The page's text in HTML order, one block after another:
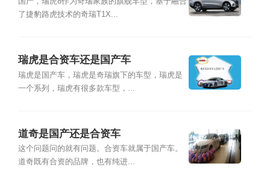
了捷豹路虎技术的奇瑞T1X...
瑞虎是合资车还是国产车
瑞虎是国产车，瑞虎是奇瑞旗下的车型，瑞虎是
一个系列，瑞虎有很多款车型，...
道奇是国产还是合资车
这个问题问的就有问题。合资车就属于国产车。
道奇既有合资的品牌，也有纯进...